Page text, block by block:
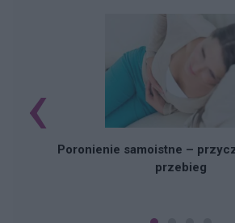
Poronienie samoistne –
przebieg
‹